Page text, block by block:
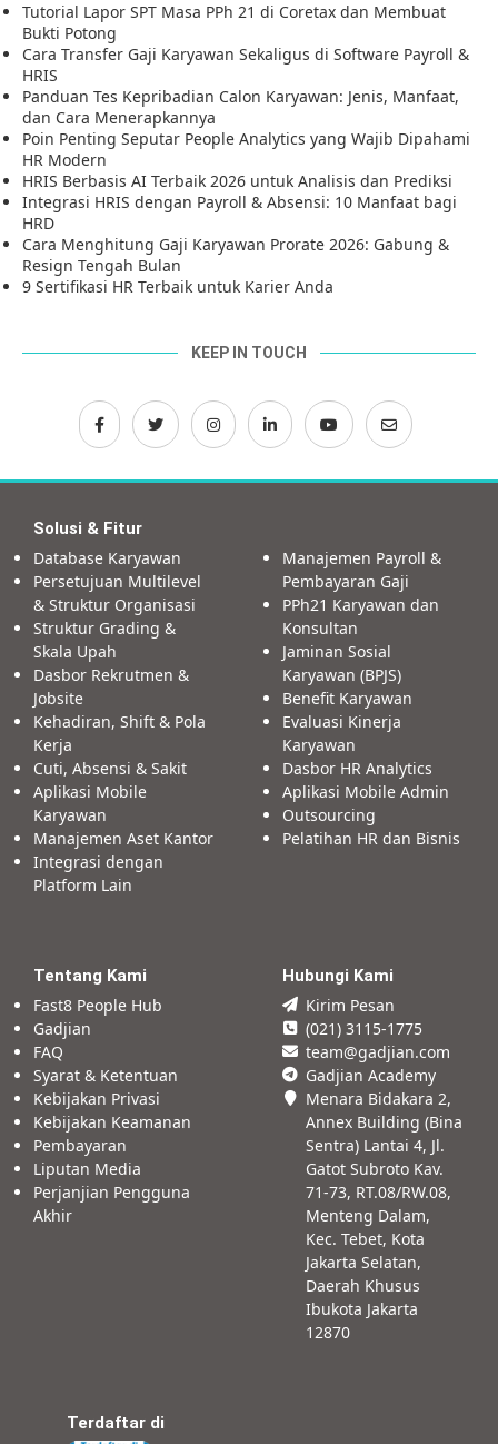
Tutorial Lapor SPT Masa PPh 21 di Coretax dan Membuat
Bukti Potong
Cara Transfer Gaji Karyawan Sekaligus di Software Payroll &
HRIS
Panduan Tes Kepribadian Calon Karyawan: Jenis, Manfaat,
dan Cara Menerapkannya
Poin Penting Seputar People Analytics yang Wajib Dipahami
HR Modern
HRIS Berbasis AI Terbaik 2026 untuk Analisis dan Prediksi
Integrasi HRIS dengan Payroll & Absensi: 10 Manfaat bagi
HRD
Cara Menghitung Gaji Karyawan Prorate 2026: Gabung &
Resign Tengah Bulan
9 Sertifikasi HR Terbaik untuk Karier Anda
KEEP IN TOUCH
Solusi & Fitur
Database Karyawan
Persetujuan Multilevel
& Struktur Organisasi
Struktur Grading &
Skala Upah
Dasbor Rekrutmen &
Jobsite
Kehadiran, Shift & Pola
Kerja
Cuti, Absensi & Sakit
Aplikasi Mobile
Karyawan
Manajemen Aset Kantor
Integrasi dengan
Platform Lain
Manajemen Payroll &
Pembayaran Gaji
PPh21 Karyawan dan
Konsultan
Jaminan Sosial
Karyawan (BPJS)
Benefit Karyawan
Evaluasi Kinerja
Karyawan
Dasbor HR Analytics
Aplikasi Mobile Admin
Outsourcing
Pelatihan HR dan Bisnis
Tentang Kami
Fast8 People Hub
Gadjian
FAQ
Syarat & Ketentuan
Kebijakan Privasi
Kebijakan Keamanan
Pembayaran
Liputan Media
Perjanjian Pengguna
Akhir
Hubungi Kami
Kirim Pesan
(021) 3115-1775
team@gadjian.com
Gadjian Academy
Menara Bidakara 2,
Annex Building (Bina
Sentra) Lantai 4, Jl.
Gatot Subroto Kav.
71-73, RT.08/RW.08,
Menteng Dalam,
Kec. Tebet, Kota
Jakarta Selatan,
Daerah Khusus
Ibukota Jakarta
12870
Terdaftar di